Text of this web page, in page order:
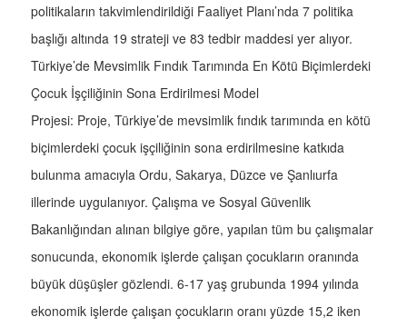
politikaların takvimlendirildiği Faaliyet Planı’nda 7 politika
başlığı altında 19 strateji ve 83 tedbir maddesi yer alıyor.
Türkiye’de Mevsimlik Fındık Tarımında En Kötü Biçimlerdeki
Çocuk İşçiliğinin Sona Erdirilmesi Model
Projesi: Proje, Türkiye’de mevsimlik fındık tarımında en kötü
biçimlerdeki çocuk işçiliğinin sona erdirilmesine katkıda
bulunma amacıyla Ordu, Sakarya, Düzce ve Şanlıurfa
illerinde uygulanıyor. Çalışma ve Sosyal Güvenlik
Bakanlığından alınan bilgiye göre, yapılan tüm bu çalışmalar
sonucunda, ekonomik işlerde çalışan çocukların oranında
büyük düşüşler gözlendi. 6-17 yaş grubunda 1994 yılında
ekonomik işlerde çalışan çocukların oranı yüzde 15,2 iken